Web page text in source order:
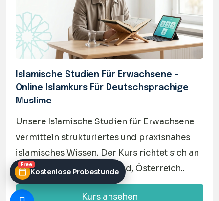
Islamische Studien Für Erwachsene –
Online Islamkurs Für Deutschsprachige
Muslime
Unsere Islamische Studien für Erwachsene
vermitteln strukturiertes und praxisnahes
islamisches Wissen. Der Kurs richtet sich an
Erwachsene in Deutschland, Österreich..
Kurs ansehen
Free
Kostenlose Probestunde